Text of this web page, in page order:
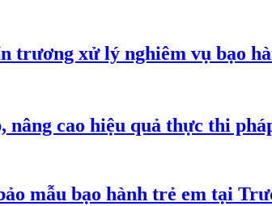
trương xử lý nghiêm vụ bạo
nâng cao hiệu quả thực thi
mẫu bạo hành trẻ em tại